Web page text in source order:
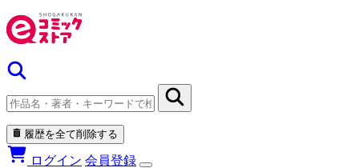
履歴を全て削除する
ログイン 会員登録